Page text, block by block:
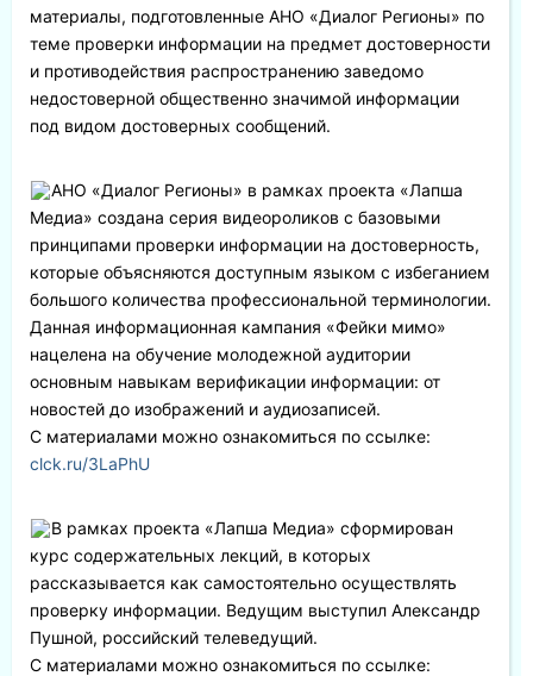
материалы, подготовленные АНО «Диалог Регионы» по
теме проверки информации на предмет достоверности
и противодействия распространению заведомо
недостоверной общественно значимой информации
под видом достоверных сообщений.
АНО «Диалог Регионы» в рамках проекта «Лапша
Медиа» создана серия видеороликов с базовыми
принципами проверки информации на достоверность,
которые объясняются доступным языком с избеганием
большого количества профессиональной терминологии.
Данная информационная кампания «Фейки мимо»
нацелена на обучение молодежной аудитории
основным навыкам верификации информации: от
новостей до изображений и аудиозаписей.
С материалами можно ознакомиться по ссылке:
clck.ru/3LaPhU
В рамках проекта «Лапша Медиа» сформирован
курс содержательных лекций, в которых
рассказывается как самостоятельно осуществлять
проверку информации. Ведущим выступил Александр
Пушной, российский телеведущий.
С материалами можно ознакомиться по ссылке: